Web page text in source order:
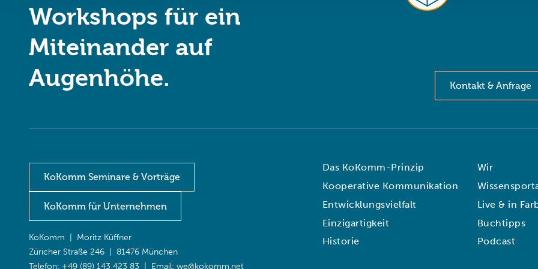
Workshops für ein
Miteinander auf
Augenhöhe.
Kontakt & Anfrage
KoKomm Seminare & Vorträge
KoKomm für Unternehmen
KoKomm | Moritz Küffner
Züricher Straße 246 | 81476 München
Telefon: +49 (89) 143 423 83 | Email: we@kokomm.net
Das KoKomm-Prinzip
Kooperative Kommunikation
Entwicklungsvielfalt
Einzigartigkeit
Historie
Wir
Live & in
Buchtipps
Podcast